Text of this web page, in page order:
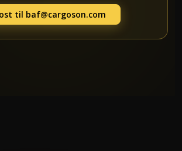
til baf@cargoson.com